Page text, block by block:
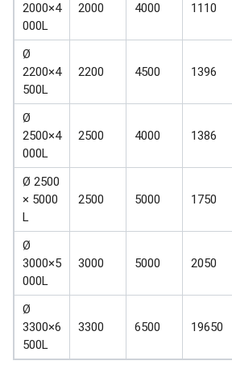
2000×4
000L
2000 4000 1110
Ø
2200×4
500L
2200 4500 1396
Ø
2500×4
000L
2500 4000 1386
Ø 2500
× 5000
L
2500 5000 1750
Ø
3000×5
000L
3000 5000 2050
Ø
3300×6
500L
3300 6500 19650